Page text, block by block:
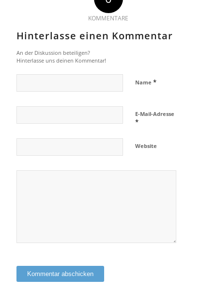
KOMMENTARE
Hinterlasse einen Kommentar
An der Diskussion beteiligen?
Hinterlasse uns deinen Kommentar!
Name *
E-Mail-Adresse
*
Website